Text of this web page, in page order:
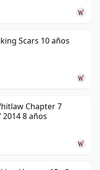
Scars 10 años
Chapter 7
2014 8 años